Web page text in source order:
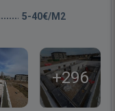
5-40€/M2
+296